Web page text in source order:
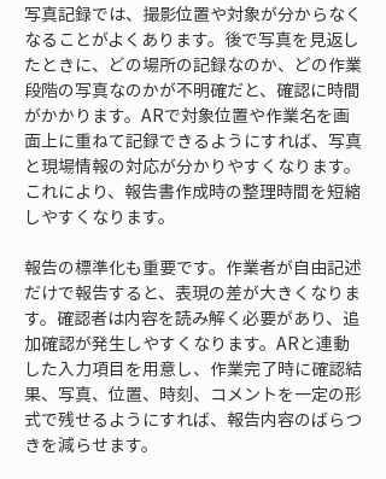
写真記録では、撮影位置や対象が分からなく
なることがよくあります。後で写真を見返し
たときに、どの場所の記録なのか、どの作業
段階の写真なのかが不明確だと、確認に時間
がかかります。ARで対象位置や作業名を画
面上に重ねて記録できるようにすれば、写真
と現場情報の対応が分かりやすくなります。
これにより、報告書作成時の整理時間を短縮
しやすくなります。
報告の標準化も重要です。作業者が自由記述
だけで報告すると、表現の差が大きくなりま
す。確認者は内容を読み解く必要があり、追
加確認が発生しやすくなります。ARと連動
した入力項目を用意し、作業完了時に確認結
果、写真、位置、時刻、コメントを一定の形
式で残せるようにすれば、報告内容のばらつ
きを減らせます。